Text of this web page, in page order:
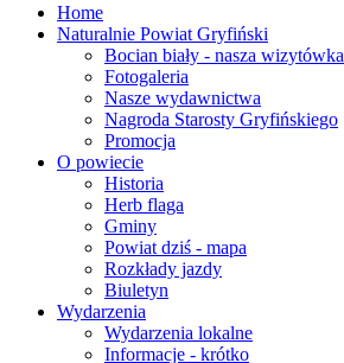
Home
Naturalnie Powiat Gryfiński
Bocian biały - nasza wizytówka
Fotogaleria
Nasze wydawnictwa
Nagroda Starosty Gryfińskiego
Promocja
O powiecie
Historia
Herb flaga
Gminy
Powiat dziś - mapa
Rozkłady jazdy
Biuletyn
Wydarzenia
Wydarzenia lokalne
Informacje - krótko